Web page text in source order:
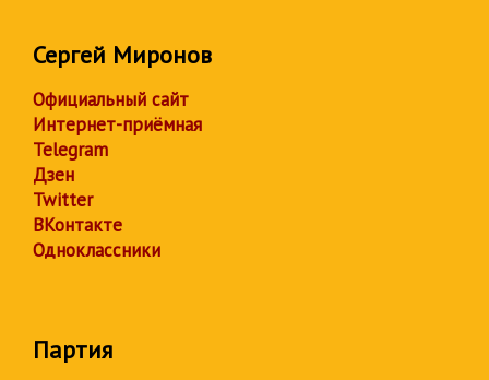
Сергей Миронов
Официальный сайт
Интернет-приёмная
Telegram
Дзен
Twitter
ВКонтакте
Одноклассники
Партия